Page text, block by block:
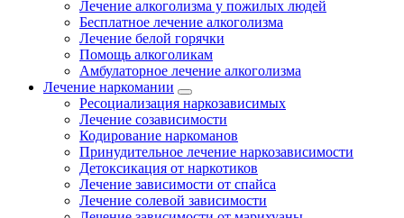
Лечение алкоголизма у пожилых людей
Бесплатное лечение алкоголизма
Лечение белой горячки
Помощь алкоголикам
Амбулаторное лечение алкоголизма
Лечение наркомании
Ресоциализация наркозависимых
Лечение созависимости
Кодирование наркоманов
Принудительное лечение наркозависимости
Детоксикация от наркотиков
Лечение зависимости от спайса
Лечение солевой зависимости